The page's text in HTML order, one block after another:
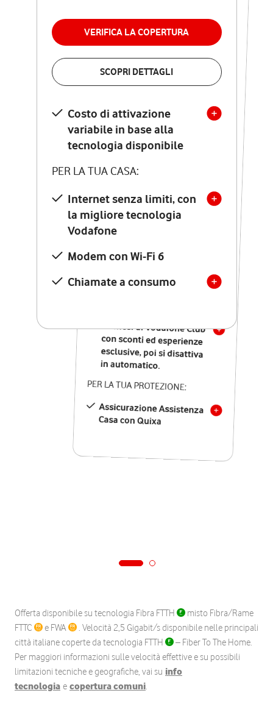
VERIFICA LA COPERTURA
SCOPRI DETTAGLI
Costo di attivazione
variabile in base alla
tecnologia disponibile
PER LA TUA CASA:
Internet senza limiti, con
la migliore tecnologia
Vodafone
Modem con Wi-Fi 6
Chiamate a consumo
permanenza
VERIFICA LA COPERTURA
Costo di attivazione
variabile in base alla
tecnologia disponibile
PER LA TUA CASA:
Internet senza limiti, con
la migliore tecnologia
Vodafone
Modem Seven con Wi-Fi 7
Chiamate illimitate verso
numeri fissi e mobili
nazionali
12 mesi di Vodafone Club
con sconti ed esperienze
esclusive, poi si disattiva
in automatico.
PER LA TUA PROTEZIONE:
Assicurazione Assistenza
Casa con Quixa
Offerta disponibile su tecnologia Fibra FTTH
misto Fibra/Rame
FTTC
e FWA
. Velocità 2,5 Gigabit/s disponibile nelle principali
città italiane coperte da tecnologia FTTH
– Fiber To The Home.
Per maggiori informazioni sulle velocità effettive e su possibili
limitazioni tecniche e geografiche, vai su info
tecnologia e copertura comuni.